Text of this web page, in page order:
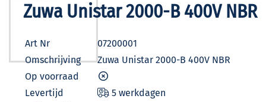
Zuwa Unistar 2000-B 400V NBR
Art Nr
07200001
Omschrijving
Zuwa Unistar 2000-B 400V NBR
Op voorraad
Levertijd
5 werkdagen